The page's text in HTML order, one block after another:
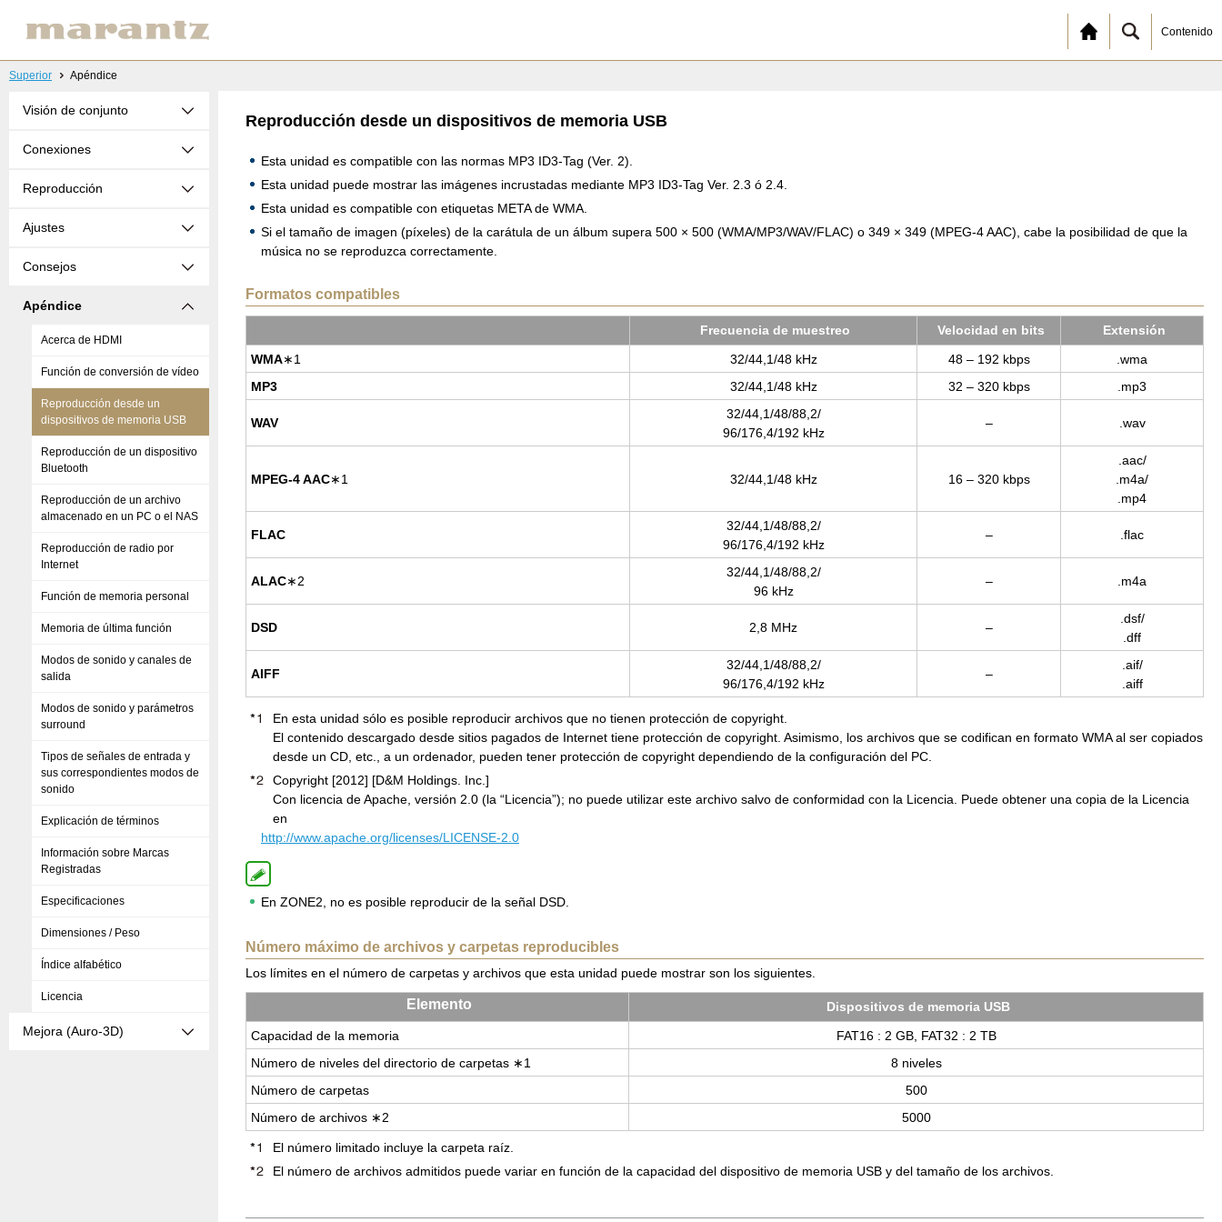
Contenido
Superior Apéndice
Visión de conjunto
Conexiones
Reproducción
Ajustes
Consejos
Apéndice
Acerca de HDMI
Función de conversión de vídeo
Reproducción desde un
dispositivos de memoria USB
Reproducción de un dispositivo
Bluetooth
Reproducción de un archivo
almacenado en un PC o el NAS
Reproducción de radio por
Internet
Función de memoria personal
Memoria de última función
Modos de sonido y canales de
salida
Modos de sonido y parámetros
surround
Tipos de señales de entrada y
sus correspondientes modos de
sonido
Explicación de términos
Información sobre Marcas
Registradas
Especificaciones
Dimensiones / Peso
Índice alfabético
Licencia
Mejora (Auro-3D)
Reproducción desde un dispositivos de memoria USB
Esta unidad es compatible con las normas MP3 ID3-Tag (Ver. 2).
Esta unidad puede mostrar las imágenes incrustadas mediante MP3 ID3-Tag Ver. 2.3 ó 2.4.
Esta unidad es compatible con etiquetas META de WMA.
Si el tamaño de imagen (píxeles) de la carátula de un álbum supera 500 × 500 (WMA/MP3/WAV/FLAC) o 349 × 349 (MPEG-4 AAC), cabe la posibilidad de que la
música no se reproduzca correctamente.
Formatos compatibles
Fre­cuen­cia de mues­treo Ve­lo­ci­dad en bits
Ex­ten­sión
WMA∗1 32/44,1/48 kHz 48 – 192 kbps
.wma
MP3
32/44,1/48 kHz 32 – 320 kbps .mp3
WAV
32/44,1/48/88,2/
96/176,4/192 kHz
– .wav
MPEG-4 AAC∗1 32/44,1/48 kHz 16 – 320 kbps
.aac/
.m4a/
.mp4
FLAC
32/44,1/48/88,2/
96/176,4/192 kHz
– .flac
ALAC∗2
32/44,1/48/88,2/
96 kHz
– .m4a
DSD 2,8 MHz –
.dsf/
.dff
AIFF
32/44,1/48/88,2/
96/176,4/192 kHz
–
.aif/
.aiff
En esta unidad sólo es posible reproducir archivos que no tienen protección de copyright.
El contenido descargado desde sitios pagados de Internet tiene protección de copyright. Asimismo, los archivos que se codifican en formato WMA al ser copiados
desde un CD, etc., a un ordenador, pueden tener protección de copyright dependiendo de la configuración del PC.
Copyright [2012] [D&M Holdings. Inc.]
Con licencia de Apache, versión 2.0 (la “Licencia”); no puede utilizar este archivo salvo de conformidad con la Licencia. Puede obtener una copia de la Licencia
en
http://www.apache.org/licenses/LICENSE-2.0
En ZONE2, no es posible reproducir de la señal DSD.
Número máximo de archivos y carpetas reproducibles
Los límites en el número de carpetas y archivos que esta unidad puede mostrar son los siguientes.
Ele­men­to
Dis­po­si­ti­vos de me­mo­ria USB
Ca­pa­ci­dad de la me­mo­ria
FAT16 : 2 GB, FAT32 : 2 TB
Nú­me­ro de ni­ve­les del di­rec­to­rio de car­pe­tas ∗1
8 ni­ve­les
Nú­me­ro de car­pe­tas
500
Nú­me­ro de ar­chi­vos ∗2
5000
El número limitado incluye la carpeta raíz.
El número de archivos admitidos puede variar en función de la capacidad del dispositivo de memoria USB y del tamaño de los archivos.